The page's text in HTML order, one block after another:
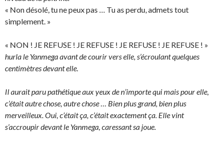
« Non désolé, tu ne peux pas … Tu as perdu, admets tout
simplement. »
« NON ! JE REFUSE ! JE REFUSE ! JE REFUSE ! JE REFUSE ! »
hurla le Yanmega avant de courir vers elle, s’écroulant quelques
centimètres devant elle.
Il aurait paru pathétique aux yeux de n’importe qui mais pour elle,
c’était autre chose, autre chose … Bien plus grand, bien plus
merveilleux. Oui, c’était ça, c’était exactement ça. Elle vint
s’accroupir devant le Yanmega, caressant sa joue.